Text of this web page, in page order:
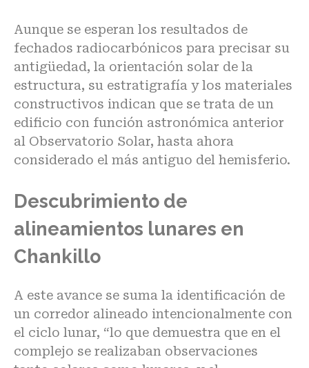
Aunque se esperan los resultados de
fechados radiocarbónicos para precisar su
antigüedad, la orientación solar de la
estructura, su estratigrafía y los materiales
constructivos indican que se trata de un
edificio con función astronómica anterior
al Observatorio Solar, hasta ahora
considerado el más antiguo del hemisferio.
Descubrimiento de
alineamientos lunares en
Chankillo
A este avance se suma la identificación de
un corredor alineado intencionalmente con
el ciclo lunar, “lo que demuestra que en el
complejo se realizaban observaciones